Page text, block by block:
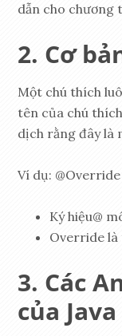
dẫn cho chương
Cơ
Một chú thích
tên của chú
dịch rằng đây là
Ví dụ: @Override
Ký hiệu@
Override là
Các
của Java